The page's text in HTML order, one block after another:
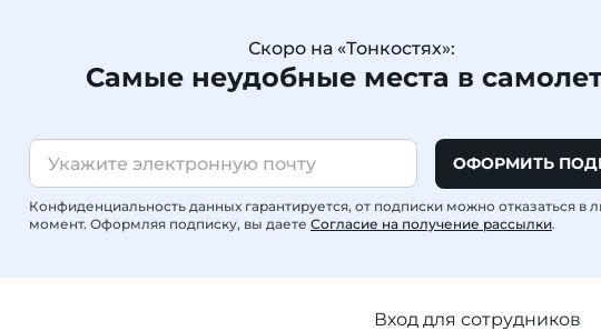
Скоро на «Тонкостях»:
Самые неудобные места в
ОФОРМИТЬ
Конфиденциальность данных гарантируется, от подписки можно отказаться в
момент. Оформляя подписку, вы даете Согласие на получение рассылки.
Вход для сотрудников